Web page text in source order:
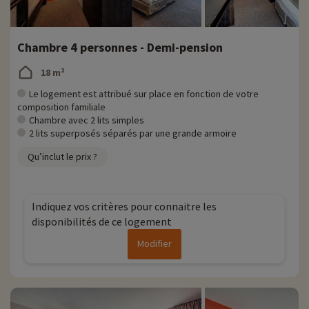
• Personnes à mobilité réduite, accompagnement obligatoire
Chambre 4 personnes - Demi-pension
18 m²
Le logement est attribué sur place en fonction de votre
composition familiale
Chambre avec 2 lits simples
2 lits superposés séparés par une grande armoire
Qu’inclut le prix ?
Indiquez vos critères pour connaitre les
disponibilités de ce logement
Modifier